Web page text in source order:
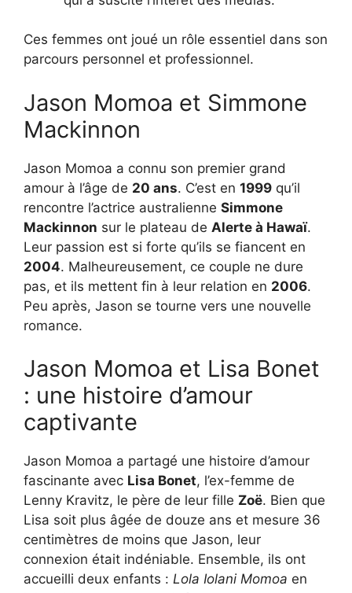
Ces femmes ont joué un rôle essentiel dans son
parcours personnel et professionnel.
Jason Momoa et Simmone
Mackinnon
Jason Momoa a connu son premier grand
amour à l’âge de 20 ans. C’est en 1999 qu’il
rencontre l’actrice australienne Simmone
Mackinnon sur le plateau de Alerte à Hawaï.
Leur passion est si forte qu’ils se fiancent en
2004. Malheureusement, ce couple ne dure
pas, et ils mettent fin à leur relation en 2006.
Peu après, Jason se tourne vers une nouvelle
romance.
Jason Momoa et Lisa Bonet
: une histoire d’amour
captivante
Jason Momoa a partagé une histoire d’amour
fascinante avec Lisa Bonet, l’ex-femme de
Lenny Kravitz, le père de leur fille Zoë. Bien que
Lisa soit plus âgée de douze ans et mesure 36
centimètres de moins que Jason, leur
connexion était indéniable. Ensemble, ils ont
accueilli deux enfants : Lola Iolani Momoa en